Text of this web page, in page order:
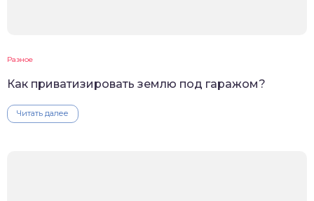
Разное
Как приватизировать землю под гаражом?
Читать далее